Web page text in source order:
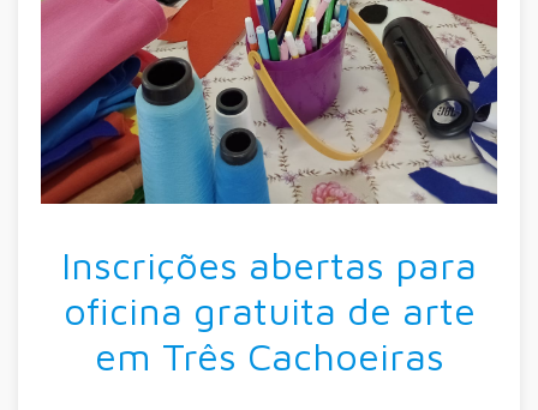
Inscrições abertas para
oficina gratuita de arte
em Três Cachoeiras